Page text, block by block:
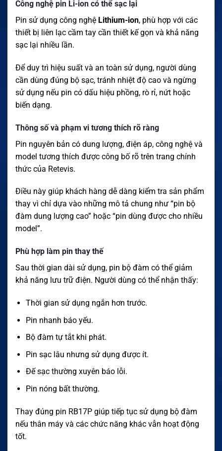
Công nghệ pin Li-ion có thể sạc lại
Pin sử dụng công nghệ Lithium-ion, phù hợp với các
thiết bị liên lạc cầm tay cần thiết kế gọn và khả năng
sạc lại nhiều lần.
Để duy trì hiệu suất và an toàn sử dụng, người dùng
cần dùng đúng bộ sạc, tránh nhiệt độ cao và ngừng
sử dụng nếu pin có dấu hiệu phồng, rò rỉ, nứt hoặc
biến dạng.
Thông số và phạm vi tương thích rõ ràng
Pin nguyên bản có dung lượng, điện áp, công nghệ và
model tương thích được công bố rõ trên trang chính
thức của Retevis.
Điều này giúp khách hàng dễ dàng kiểm tra sản phẩm
thay vì chỉ dựa vào những mô tả chung như “pin bộ
đàm dung lượng cao” hoặc “pin dùng được cho nhiều
model”.
Phù hợp làm pin thay thế
Sau thời gian dài sử dụng, pin bộ đàm có thể giảm
khả năng lưu trữ điện. Người dùng có thể nhận thấy:
Thời gian sử dụng ngắn hơn trước.
Pin nhanh báo yếu.
Bộ đàm tự tắt khi phát.
Pin sạc lâu nhưng sử dụng được ít.
Đế sạc thường xuyên báo lỗi.
Pin nóng bất thường.
Thay đúng pin RB17P giúp tiếp tục sử dụng bộ đàm
nếu thân máy và các chức năng khác vẫn hoạt động
tốt.